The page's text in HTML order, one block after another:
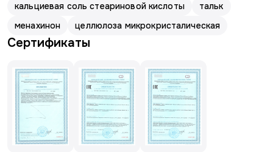
кальциевая соль стеариновой кислоты
тальк
менахинон
целлюлоза микрокристалическая
Сертификаты